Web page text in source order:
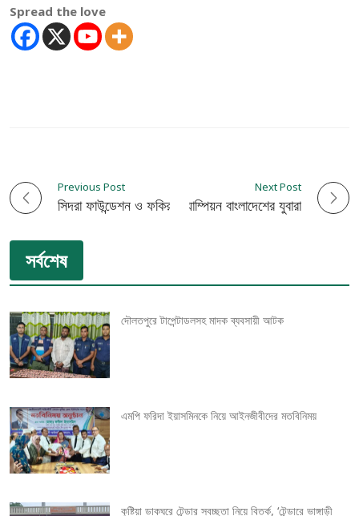
Spread the love
P
o
t
n
a
v
i
Previous Post
সিদরা ফাউন্ডেশন ও ফকির বাড়ি ফাউন্ডেশনের কম্বল বিতরণ
Next Post
এশিয়া কাপে চ্যাম্পিয়ন বাংলাদেশের যুবারা
সর্বশেষ
দৌলতপুরে টাপেন্টাডলসহ মাদক ব্যবসায়ী আটক
এমপি ফরিদা ইয়াসমিনকে নিয়ে আইনজীবীদের মতবিনিময়
কুষ্টিয়া ডাকঘরে টেন্ডার স্বচ্ছতা নিয়ে বিতর্ক, ‘টেন্ডারে ভাঙ্গাড়ী